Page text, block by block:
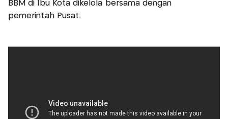
BBM di Ibu Kota dikelola bersama dengan
pemerintah Pusat.